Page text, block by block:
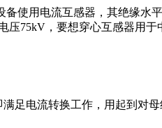
使用电流互感器，其绝缘水
压75kV，要想穿心互感器用于
足电流转换工作，用起到对